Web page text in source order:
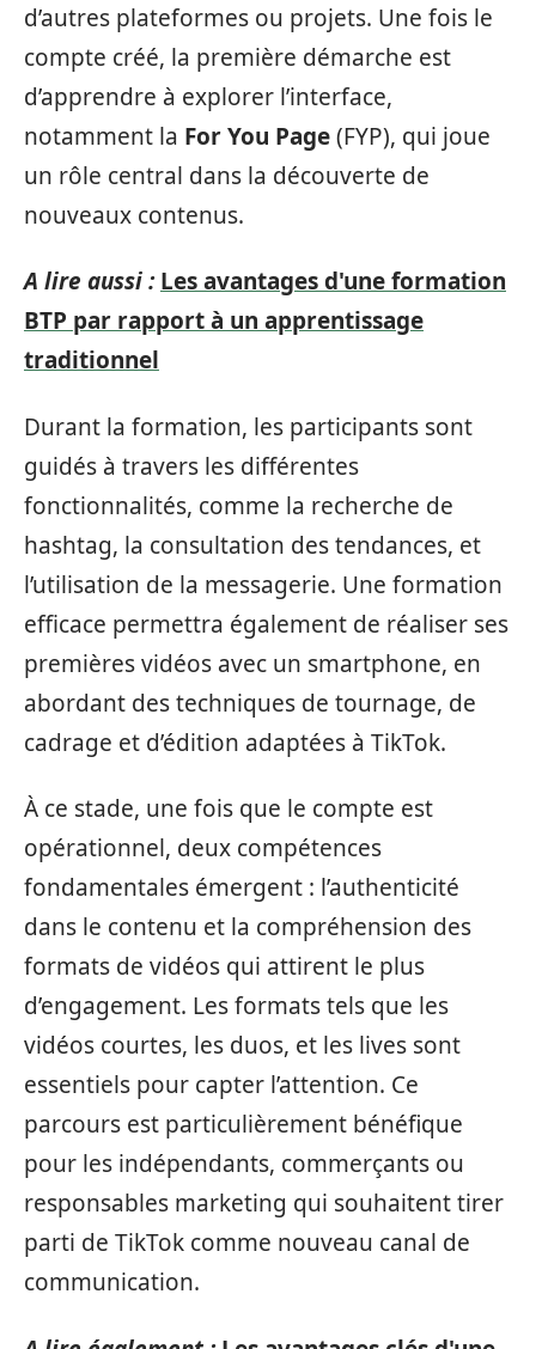
d’autres plateformes ou projets. Une fois le
compte créé, la première démarche est
d’apprendre à explorer l’interface,
notamment la For You Page(FYP), qui joue
un rôle central dans la découverte de
nouveaux contenus.
A lire aussi : Les avantages d'une formation
BTP par rapport à un apprentissage
traditionnel
Durant la formation, les participants sont
guidés à travers les différentes
fonctionnalités, comme la recherche de
hashtag, la consultation des tendances, et
l’utilisation de la messagerie. Une formation
efficace permettra également de réaliser ses
premières vidéos avec un smartphone, en
abordant des techniques de tournage, de
cadrage et d’édition adaptées à TikTok.
À ce stade, une fois que le compte est
opérationnel, deux compétences
fondamentales émergent : l’authenticité
dans le contenu et la compréhension des
formats de vidéos qui attirent le plus
d’engagement. Les formats tels que les
vidéos courtes, les duos, et les lives sont
essentiels pour capter l’attention. Ce
parcours est particulièrement bénéfique
pour les indépendants, commerçants ou
responsables marketing qui souhaitent tirer
parti de TikTok comme nouveau canal de
communication.